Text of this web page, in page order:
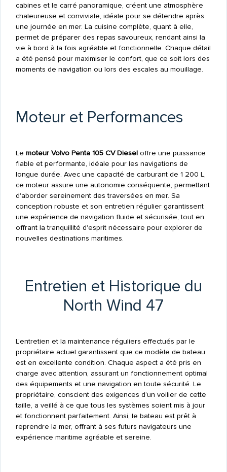
cabines et le carré panoramique, créent une atmosphère
chaleureuse et conviviale, idéale pour se détendre après
une journée en mer. La cuisine complète, quant à elle,
permet de préparer des repas savoureux, rendant ainsi la
vie à bord à la fois agréable et fonctionnelle. Chaque détail
a été pensé pour maximiser le confort, que ce soit lors des
moments de navigation ou lors des escales au mouillage.
Moteur et Performances
Le moteur Volvo Penta 105 CV Dieseloffre une puissance
fiable et performante, idéale pour les navigations de
longue durée. Avec une capacité de carburant de 1 200 L,
ce moteur assure une autonomie conséquente, permettant
d'aborder sereinement des traversées en mer. Sa
conception robuste et son entretien régulier garantissent
une expérience de navigation fluide et sécurisée, tout en
offrant la tranquillité d'esprit nécessaire pour explorer de
nouvelles destinations maritimes.
Entretien et Historique du
North Wind 47
L'entretien et la maintenance réguliers effectués par le
propriétaire actuel garantissent que ce modèle de bateau
est en excellente condition. Chaque aspect a été pris en
charge avec attention, assurant un fonctionnement optimal
des équipements et une navigation en toute sécurité. Le
propriétaire, conscient des exigences d’un voilier de cette
taille, a veillé à ce que tous les systèmes soient mis à jour
et fonctionnent parfaitement. Ainsi, le bateau est prêt à
reprendre la mer, offrant à ses futurs navigateurs une
expérience maritime agréable et sereine.